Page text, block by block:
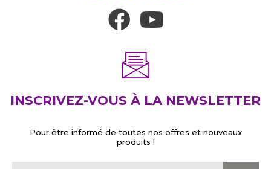
INSCRIVEZ-VOUS À LA NEWSLETTER
Pour être informé de toutes nos offres et nouveaux
produits !